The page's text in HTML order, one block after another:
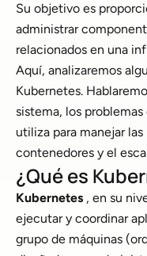
Su objetivo es
administrar
relacionados en una
Aquí, analizaremos
Kubernetes.
sistema, los
utiliza para manejar
contenedores y el
¿Qué es
Kubernetes , en su
ejecutar y coordinar
grupo de máquinas